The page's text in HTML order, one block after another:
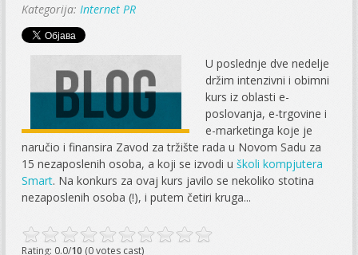
Kategorija:Internet PR
U poslednje dve nedelje
držim intenzivni i obimni
kurs iz oblasti e-
poslovanja, e-trgovine i
e-marketinga koje je
naručio i finansira Zavod za tržište rada u Novom Sadu za
15 nezaposlenih osoba, a koji se izvodi uškoli kompjutera
Smart. Na konkurs za ovaj kurs javilo se nekoliko stotina
nezaposlenih osoba (!), i putem četiri kruga...
Rating: 0.0/10 (0 votes cast)